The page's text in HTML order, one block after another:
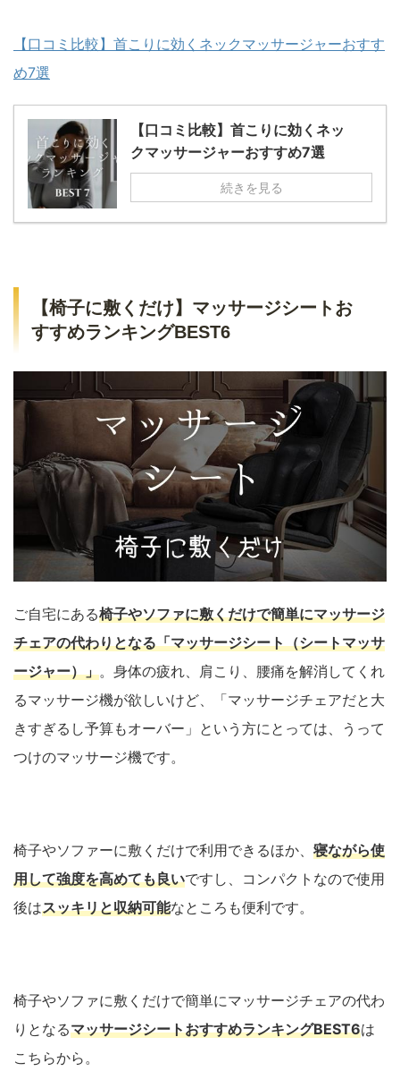
【口コミ比較】首こりに効くネックマッサージャーおすす
め7選
【口コミ比較】首こりに効くネッ
クマッサージャーおすすめ7選
続きを見る
【椅子に敷くだけ】マッサージシートお
すすめランキングBEST6
ご自宅にある椅子やソファに敷くだけで簡単にマッサージ
チェアの代わりとなる「マッサージシート（シートマッサ
ージャー）」。身体の疲れ、肩こり、腰痛を解消してくれ
るマッサージ機が欲しいけど、「マッサージチェアだと大
きすぎるし予算もオーバー」という方にとっては、うって
つけのマッサージ機です。
椅子やソファーに敷くだけで利用できるほか、 寝ながら使
用して強度を高めても良いですし、コンパクトなので使用
後はスッキリと収納可能なところも便利です。
椅子やソファに敷くだけで簡単にマッサージチェアの代わ
りとなるマッサージシートおすすめランキングBEST6は
こちらから。